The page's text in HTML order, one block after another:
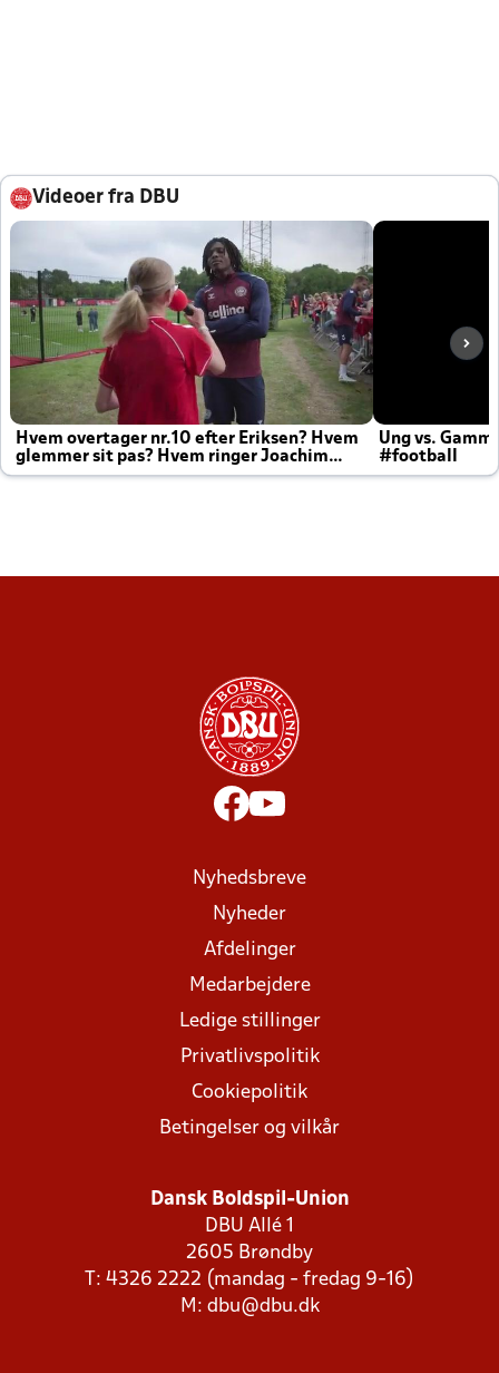
Videoer fra DBU
Hvem overtager nr.10 efter Eriksen? Hvem
glemmer sit pas? Hvem ringer Joachim
altid til efter kampe?
Ung vs.
#football
Nyhedsbreve
Nyheder
Afdelinger
Medarbejdere
Ledige stillinger
Privatlivspolitik
Cookiepolitik
Betingelser og vilkår
Dansk Boldspil-Union
DBU Allé 1
2605 Brøndby
T: 4326 2222 (mandag - fredag 9-16)
M: dbu@dbu.dk